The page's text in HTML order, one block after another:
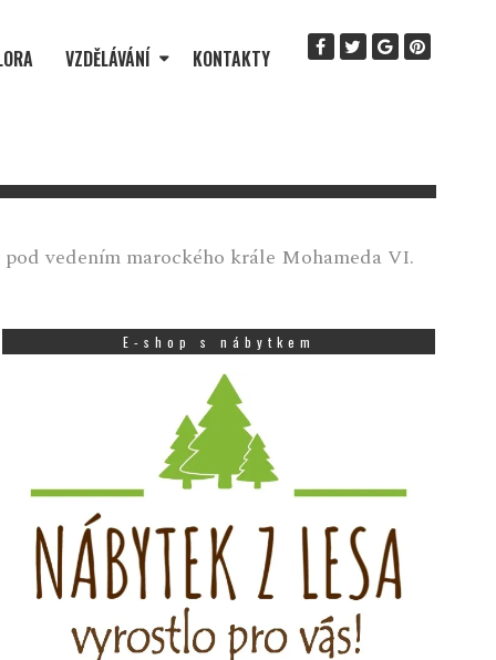
VZDĚLÁVÁNÍ KONTAKTY
vedením marockého krále Mohameda VI.
E-shop s nábytkem